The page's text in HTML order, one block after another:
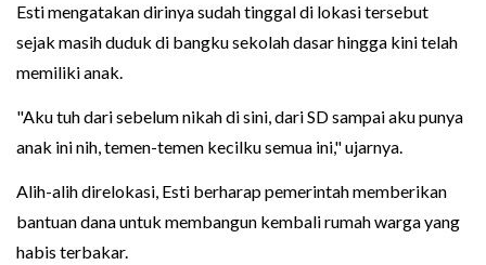
Esti mengatakan dirinya sudah tinggal di lokasi tersebut
sejak masih duduk di bangku sekolah dasar hingga kini telah
memiliki anak.
"Aku tuh dari sebelum nikah di sini, dari SD sampai aku punya
anak ini nih, temen-temen kecilku semua ini," ujarnya.
Alih-alih direlokasi, Esti berharap pemerintah memberikan
bantuan dana untuk membangun kembali rumah warga yang
habis terbakar.